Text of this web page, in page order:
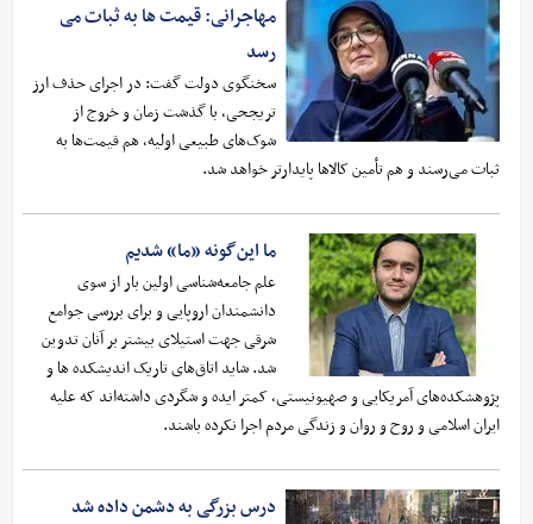
مهاجرانی: قیمت ها به ثبات می
رسد
سخنگوی دولت گفت: در اجرای حذف ارز
تریجحی، با گذشت زمان و خروج از
شوک‌های طبیعی اولیه، هم قیمت‌ها به
ثبات می‌رسند و هم تأمین کالاها پایدارتر خواهد شد.
ما این‌گونه «ما» شدیم
علم جامعه‌شناسی اولین بار از سوی
دانشمندان اروپایی و برای بررسی جوامع
شرقی جهت استیلای بیشتر بر آنان تدوین
شد. شاید اتاق‌های تاریک اندیشکده ها و
پژوهشکده‌های آمریکایی و صهیونیستی، کمتر ایده و شگردی داشته‌اند که علیه
ایران اسلامی و روح و روان و زندگی مردم اجرا نکرده باشند.
درس بزرگی به دشمن داده شد